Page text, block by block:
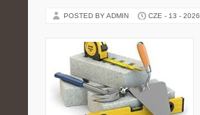
POSTED BY ADMIN CZE - 13 - 2026